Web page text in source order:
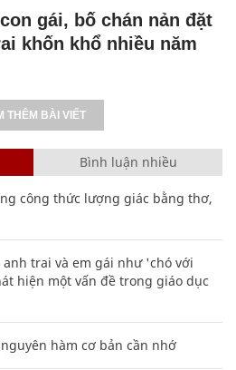
gái, bố chán nản đặt
khốn khổ nhiều năm
THÊM BÀI VIẾT
Bình luận nhiều
công thức lượng giác bằng thơ,
trai và em gái như 'chó với
hiện một vấn đề trong giáo dục
hàm cơ bản cần nhớ